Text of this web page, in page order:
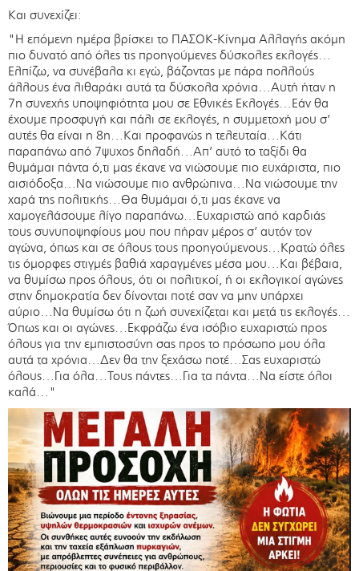
Και συνεχίζει:
"Η επόμενη ημέρα βρίσκει το ΠΑΣΟΚ-Κίνημα Αλλαγής ακόμη
πιο δυνατό από όλες τις προηγούμενες δύσκολες εκλογές…
Ελπίζω, να συνέβαλα κι εγώ, βάζοντας με πάρα πολλούς
άλλους ένα λιθαράκι αυτά τα δύσκολα χρόνια…Αυτή ήταν η
7η συνεχής υποψηφιότητα μου σε Εθνικές Εκλογές…Εάν θα
έχουμε προσφυγή και πάλι σε εκλογές, η συμμετοχή μου σ’
αυτές θα είναι η 8η…Και προφανώς η τελευταία…Κάτι
παραπάνω από 7ψυχος δηλαδή…Απ’ αυτό το ταξίδι θα
θυμάμαι πάντα ό,τι μας έκανε να νιώσουμε πιο ευχάριστα, πιο
αισιόδοξα…Να νιώσουμε πιο ανθρώπινα…Να νιώσουμε την
χαρά της πολιτικής…Θα θυμάμαι ό,τι μας έκανε να
χαμογελάσουμε λίγο παραπάνω…Ευχαριστώ από καρδιάς
τους συνυποψηφίους μου που πήραν μέρος σ’ αυτόν τον
αγώνα, όπως και σε όλους τους προηγούμενους…Κρατώ όλες
τις όμορφες στιγμές βαθιά χαραγμένες μέσα μου…Και βέβαια,
να θυμίσω προς όλους, ότι οι πολιτικοί, ή οι εκλογικοί αγώνες
στην δημοκρατία δεν δίνονται ποτέ σαν να μην υπάρχει
αύριο…Να θυμίσω ότι η ζωή συνεχίζεται και μετά τις εκλογές…
Όπως και οι αγώνες…Εκφράζω ένα ισόβιο ευχαριστώ προς
όλους για την εμπιστοσύνη σας προς το πρόσωπο μου όλα
αυτά τα χρόνια…Δεν θα την ξεχάσω ποτέ…Σας ευχαριστώ
όλους…Για όλα…Τους πάντες…Για τα πάντα…Να είστε όλοι
καλά…"